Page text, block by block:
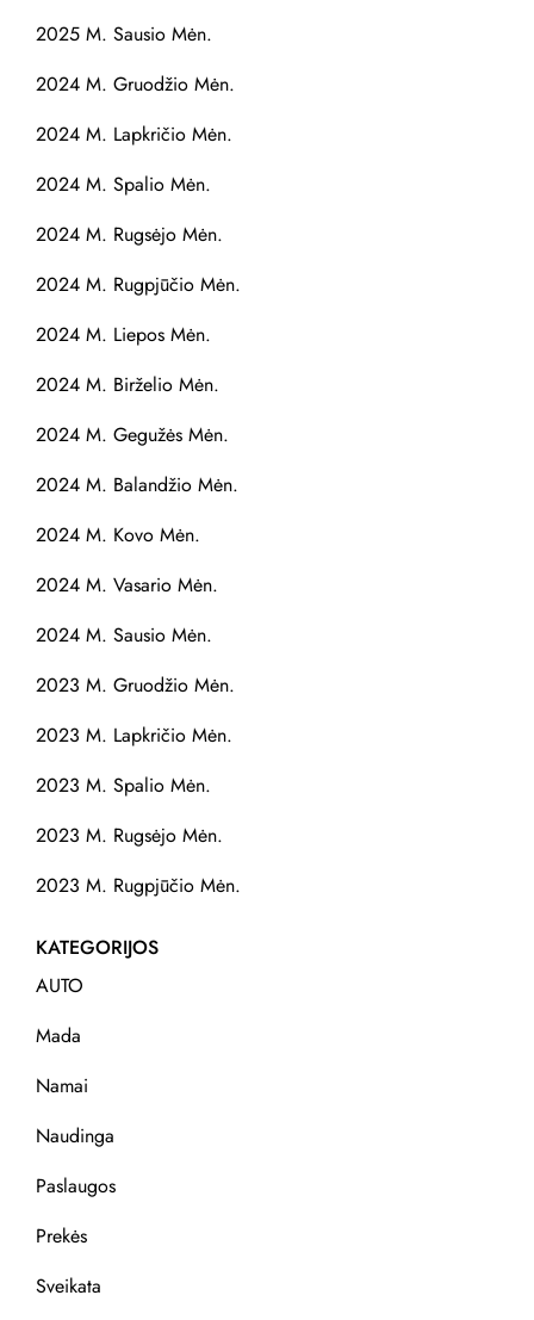
2025 M. Sausio Mėn.
2024 M. Gruodžio Mėn.
2024 M. Lapkričio Mėn.
2024 M. Spalio Mėn.
2024 M. Rugsėjo Mėn.
2024 M. Rugpjūčio Mėn.
2024 M. Liepos Mėn.
2024 M. Birželio Mėn.
2024 M. Gegužės Mėn.
2024 M. Balandžio Mėn.
2024 M. Kovo Mėn.
2024 M. Vasario Mėn.
2024 M. Sausio Mėn.
2023 M. Gruodžio Mėn.
2023 M. Lapkričio Mėn.
2023 M. Spalio Mėn.
2023 M. Rugsėjo Mėn.
2023 M. Rugpjūčio Mėn.
KATEGORIJOS
AUTO
Mada
Namai
Naudinga
Paslaugos
Prekės
Sveikata